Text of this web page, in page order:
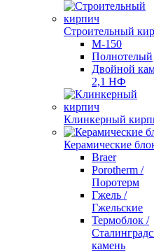
Строительный
М-150
Полнотелый
Двойной
2,1 НФ
Клинкерный
Керамические
Braer
Porotherm /
Поротерм
Гжель /
Гжельские
Термоблок /
камень